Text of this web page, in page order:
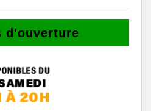
d'ouverture